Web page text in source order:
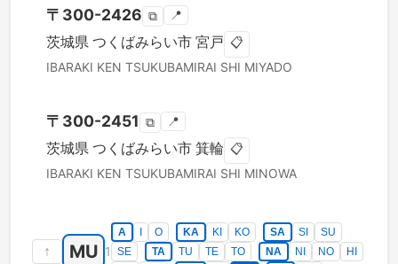
〒 300-2426 ⧉ 📍
茨城県 つくばみらい市 宮戸 📋
IBARAKI KEN TSUKUBAMIRAI SHI MIYADO
〒 300-2451 ⧉ 📍
茨城県 つくばみらい市 箕輪 📋
IBARAKI KEN TSUKUBAMIRAI SHI MINOWA
↑ MU 1
A O KA KI KO SA SI
SU
SE
TA TU TE TO NA NI NO
HI